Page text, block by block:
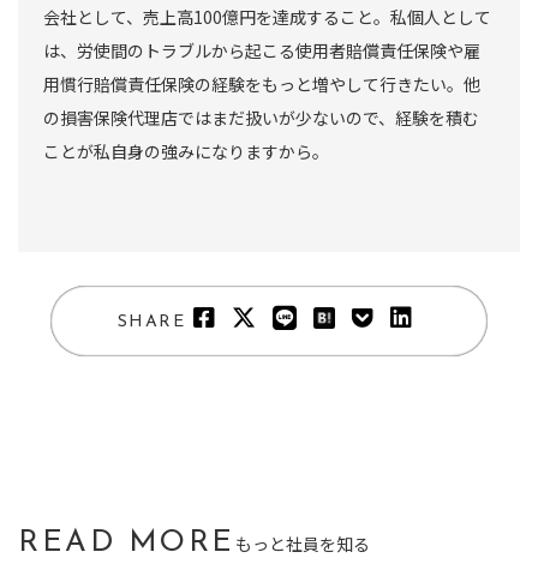
会社として、売上高100億円を達成すること。私個人として
は、労使間のトラブルから起こる使用者賠償責任保険や雇
用慣行賠償責任保険の経験をもっと増やして行きたい。他
の損害保険代理店ではまだ扱いが少ないので、経験を積む
ことが私自身の強みになりますから。
SHARE
READ MORE もっと社員を知る